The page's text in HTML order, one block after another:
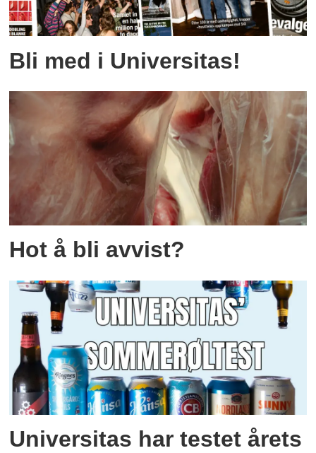
Bli med i Universitas!
Hot å bli avvist?
Universitas har testet årets